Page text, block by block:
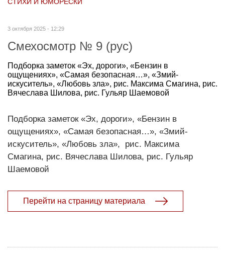
3 октября 2025 - 12:29
Смехосмотр № 9 (рус)
Подборка заметок «Эх, дороги», «Бензин в
ощущениях», «Самая безопасная…», «Змий-
искуситель», «Любовь зла», рис. Максима Смагина, рис.
Вячеслава Шилова, рис. Гульяр Шаемовой
Подборка заметок «Эх, дороги», «Бензин в
ощущениях», «Самая безопасная…», «Змий-
искуситель», «Любовь зла», рис. Максима
Смагина, рис. Вячеслава Шилова, рис. Гульяр
Шаемовой
Перейти на страницу материала